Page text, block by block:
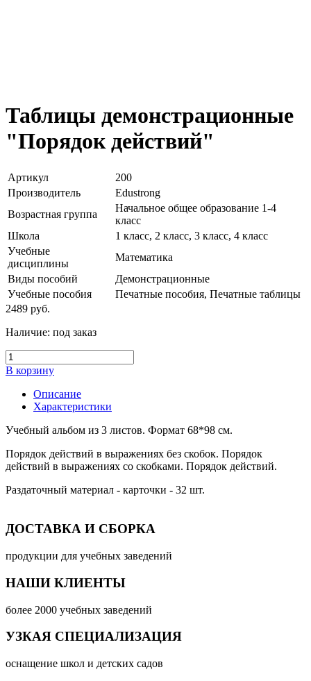
Таблицы демонстрационные
"Порядок действий"
Артикул
200
Производитель
Edustrong
Возрастная группа
Начальное общее образование 1-4
класс
Школа
1 класс, 2 класс, 3 класс, 4 класс
Учебные
дисциплины
Математика
Виды пособий
Демонстрационные
Учебные пособия
Печатные пособия, Печатные таблицы
2489 руб.
Наличие: под заказ
В корзину
Описание
Характеристики
Учебный альбом из 3 листов. Формат 68*98 см.
Порядок действий в выражениях без скобок. Порядок
действий в выражениях со скобками. Порядок действий.
Раздаточный материал - карточки - 32 шт.
ДОСТАВКА И СБОРКА
продукции для учебных заведений
НАШИ КЛИЕНТЫ
более 2000 учебных заведений
УЗКАЯ СПЕЦИАЛИЗАЦИЯ
оснащение школ и детских садов